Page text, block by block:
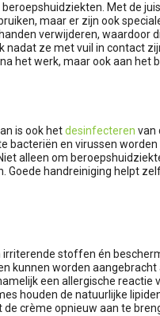
Met de
maar er zijn ook
verwijderen, waardoor
ze met vuil in contact
het werk, maar ook aan het
is ook hetdesinfecteren van
bacteriën en virussen
alleen om
handreiniging helpt
stoffen én
kunnen worden
een allergische reactie
houden de natuurlijke
crème opnieuw aan te